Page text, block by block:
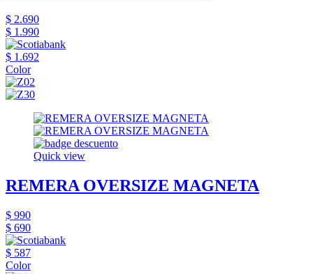
$ 2.690
$ 1.990
$ 1.692
Color
Quick view
REMERA OVERSIZE MAGNETA
$ 990
$ 690
$ 587
Color